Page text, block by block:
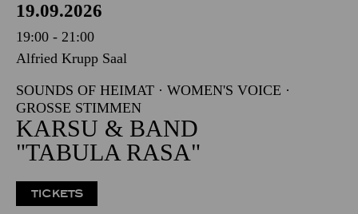
19.09.2026
19:00 - 21:00
Alfried Krupp Saal
SOUNDS OF HEIMAT · WOMEN'S VOICE ·
GROSSE STIMMEN
KARSU & BAND
"TABULA RASA"
TICKETS